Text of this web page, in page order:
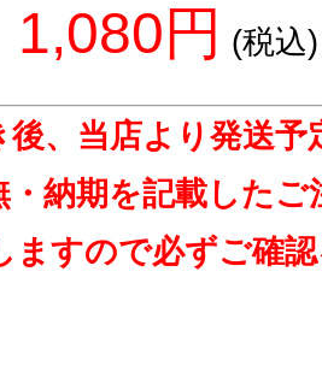
1,080円 (税込)
、当店より発送予
・納期を記載したご
ますので必ずご確